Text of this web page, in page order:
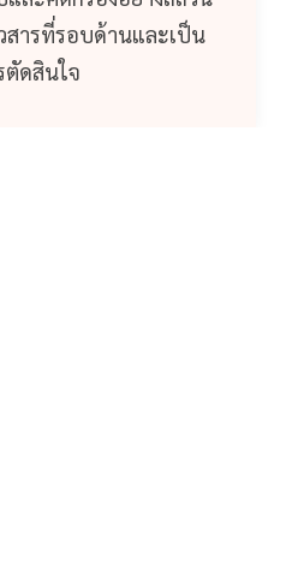
ารที่รอบด้านและเป็น
ตัดสินใจ